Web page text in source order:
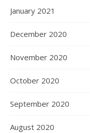
January 2021
December 2020
November 2020
October 2020
September 2020
August 2020